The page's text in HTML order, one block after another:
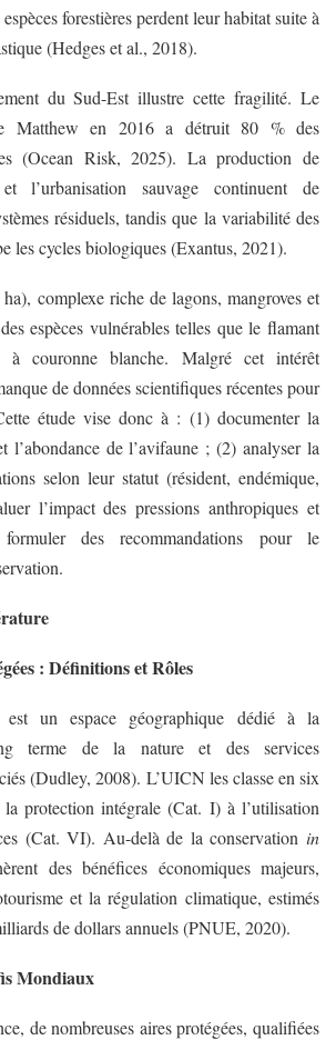
forestières perdent leur habitat suite à
(Hedges et al., 2018).
du Sud-Est illustre cette fragilité. Le
Matthew en 2016 a détruit 80 % des
(Ocean Risk, 2025). La production de
l’urbanisation sauvage continuent de
résiduels, tandis que la variabilité des
les cycles biologiques (Exantus, 2021).
complexe riche de lagons, mangroves et
espèces vulnérables telles que le flamant
couronne blanche. Malgré cet intérêt
de données scientifiques récentes pour
étude vise donc à : (1) documenter la
l’abondance de l’avifaune ; (2) analyser la
selon leur statut (résident, endémique,
l’impact des pressions anthropiques et
des recommandations pour le
: Définitions et Rôles
un espace géographique dédié à la
terme de la nature et des services
(Dudley, 2008). L’UICN les classe en six
protection intégrale (Cat. I) à l’utilisation
(Cat. VI). Au-delà de la conservation in
des bénéfices économiques majeurs,
et la régulation climatique, estimés
de dollars annuels (PNUE, 2020).
Mondiaux
de nombreuses aires protégées, qualifiées